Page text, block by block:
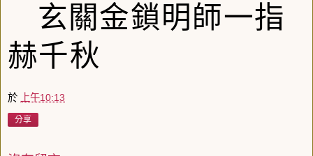
玄關金鎖明師一指
赫千秋
於 上午10:13
分享